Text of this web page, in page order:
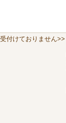
付けておりません>>